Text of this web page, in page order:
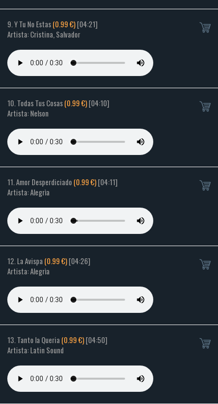
9. Y Tu No Estas(0.99 €)[04:21]
Artista: Cristina, Salvador
10. Todas Tus Cosas(0.99 €)[04:10]
Artista: Nelson
11. Amor Desperdiciado (0.99 €)[04:11]
Artista: Alegrìa
12. La Avispa (0.99 €)[04:26]
Artista: Alegrìa
13. Tanto la Queria (0.99 €)[04:50]
Artista: Latin Sound